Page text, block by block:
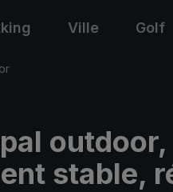
Ville Golf
stable,